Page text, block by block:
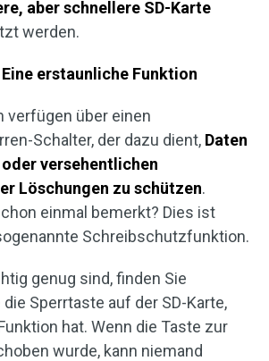
aber schnellere SD-Karte
werden.
erstaunliche Funktion
verfügen über einen
Schalter, der dazu dient, Daten
versehentlichen
Löschungen zu schützen.
einmal bemerkt? Dies ist
Schreibschutzfunktion.
genug sind, finden Sie
Sperrtaste auf der SD-Karte,
hat. Wenn die Taste zur
wurde, kann niemand